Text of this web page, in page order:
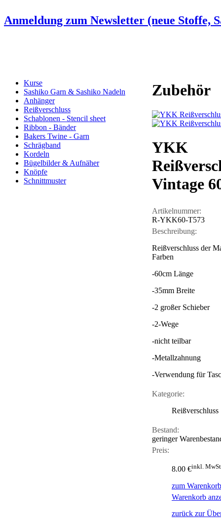
Anmeldung zum Newsletter (neue Stoffe,
Kurse
Sashiko Garn & Sashiko Nadeln
Anhänger
Reißverschluss
Schablonen - Stencil sheet
Ribbon - Bänder
Bakers Twine - Garn
Schrägband
Kordeln
Bügelbilder & Aufnäher
Knöpfe
Schnittmuster
Zubehör
YKK
Vintage
Artikelnummer:
R-YKK60-T573
Beschreibung:
Reißverschluss der
Farben
-60cm Länge
-35mm Breite
-2 großer Schieber
-2-Wege
-nicht teilbar
-Metallzahnung
-Verwendung für
Kategorie:
Reißverschluss
Bestand:
geringer
Preis:
8.00 €inkl.
zum
Warenkorb
zurück zur